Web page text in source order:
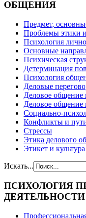
ОБЩЕНИЯ
Предмет,
Проблемы этики
Психология
Основные
Психическая
Детерминация
Психология
Деловые
Деловое общение
Деловое общение
Cоциально-
Конфликты и
Стрессы
Этика делового
Этикет и
Искать...
ПСИХОЛОГИЯ
ДЕЯТЕЛЬНОСТИ